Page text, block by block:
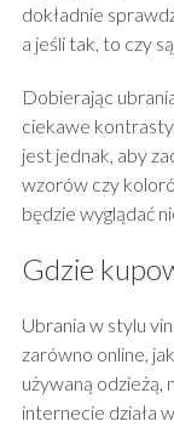
dokładnie
a jeśli tak, to czy
Dobierając
ciekawe
jest jednak, aby
wzorów czy
będzie wyglądać
Gdzie
Ubrania w stylu
zarówno online,
używaną odzieżą,
internecie działa